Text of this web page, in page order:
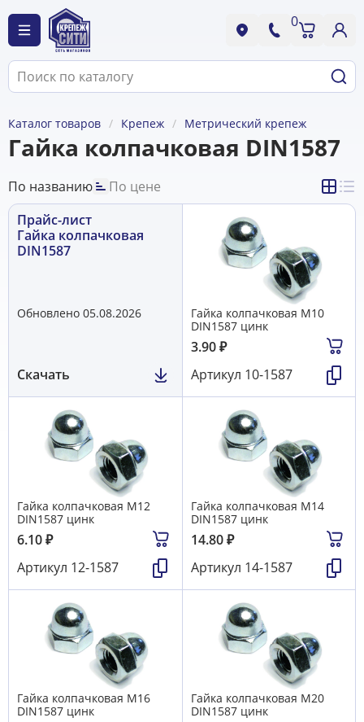
0
Каталог товаров Крепеж Метрический крепеж
Гайка колпачковая DIN1587
По названию
По цене
Прайс-лист
Гайка колпачковая
DIN1587
Обновлено 05.08.2026
Скачать
Гайка колпачковая М10
DIN1587 цинк
3.90₽
Артикул 10-1587
Гайка колпачковая М12
DIN1587 цинк
6.10₽
Артикул 12-1587
Гайка колпачковая М14
DIN1587 цинк
14.80₽
Артикул 14-1587
Гайка колпачковая М16
DIN1587 цинк
Гайка колпачковая М20
DIN1587 цинк